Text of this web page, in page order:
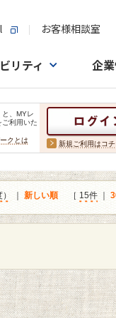
お客様相談室
リティ 企
と、MYレ
ご利用いた
クとは 新規ご利用はコチ
新しい順 ［ 15件